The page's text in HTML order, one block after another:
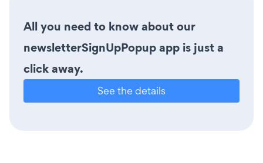
All you need to know about our
newsletterSignUpPopup app is just a
click away.
See the details